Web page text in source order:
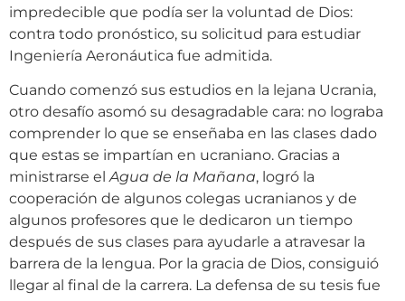
impredecible que podía ser la voluntad de Dios:
contra todo pronóstico, su solicitud para estudiar
Ingeniería Aeronáutica fue admitida.
Cuando comenzó sus estudios en la lejana Ucrania,
otro desafío asomó su desagradable cara: no lograba
comprender lo que se enseñaba en las clases dado
que estas se impartían en ucraniano. Gracias a
ministrarse elAgua de la Mañana, logró la
cooperación de algunos colegas ucranianos y de
algunos profesores que le dedicaron un tiempo
después de sus clases para ayudarle a atravesar la
barrera de la lengua. Por la gracia de Dios, consiguió
llegar al final de la carrera. La defensa de su tesis fue